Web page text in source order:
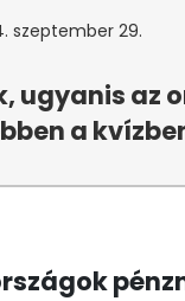
szeptember 29.
ugyanis az
a